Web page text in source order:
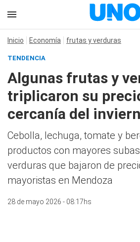
Inicio Economía frutas y verduras
TENDENCIA
Algunas frutas y
triplicaron su
cercanía del
Cebolla, lechuga, tomate y
productos con mayores
verduras que bajaron de
mayoristas en Mendoza
28 de mayo 2026 - 08:17hs